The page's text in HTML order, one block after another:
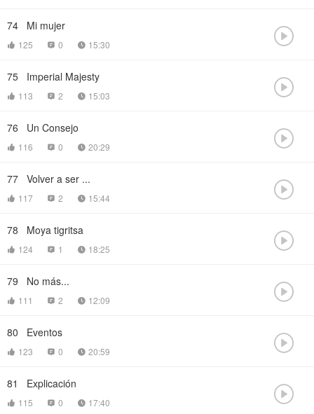
74 Mi mujer
 125  0  15:30 
75 Imperial Majesty
 113  2  15:03 
76 Un Consejo
 116  0  20:29 
77 Volver a ser ...
 117  2  15:44 
78 Moya tigritsa
 124  1  18:25 
79 No más...
 111  2  12:09 
80 Eventos
 123  0  20:59 
81 Explicación
 115  0  17:40 